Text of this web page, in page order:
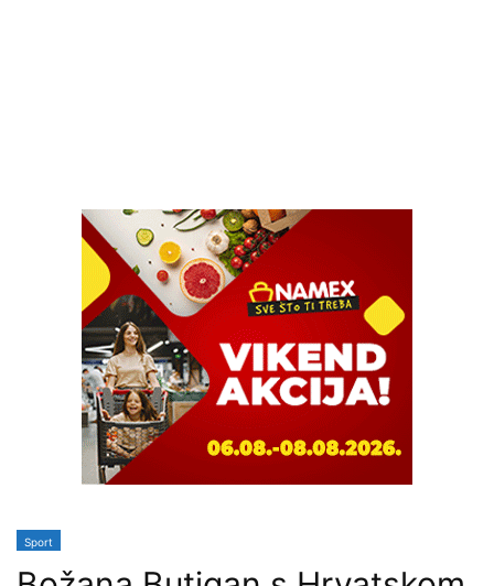
Sport